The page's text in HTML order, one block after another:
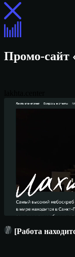
Промо-сайт
[Работа